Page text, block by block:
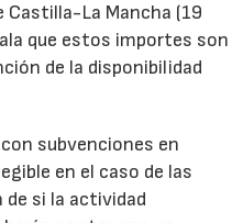
La Mancha (19
que estos importes son
de la disponibilidad
subvenciones en
en el caso de las
de si la actividad